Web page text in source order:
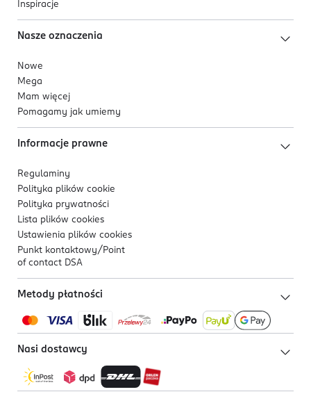
Inspiracje
Nasze oznaczenia
Nowe
Mega
Mam więcej
Pomagamy jak umiemy
Informacje prawne
Regulaminy
Polityka plików cookie
Polityka prywatności
Lista plików cookies
Ustawienia plików cookies
Punkt kontaktowy/ Point
of contact DSA
Metody płatności
Nasi dostawcy